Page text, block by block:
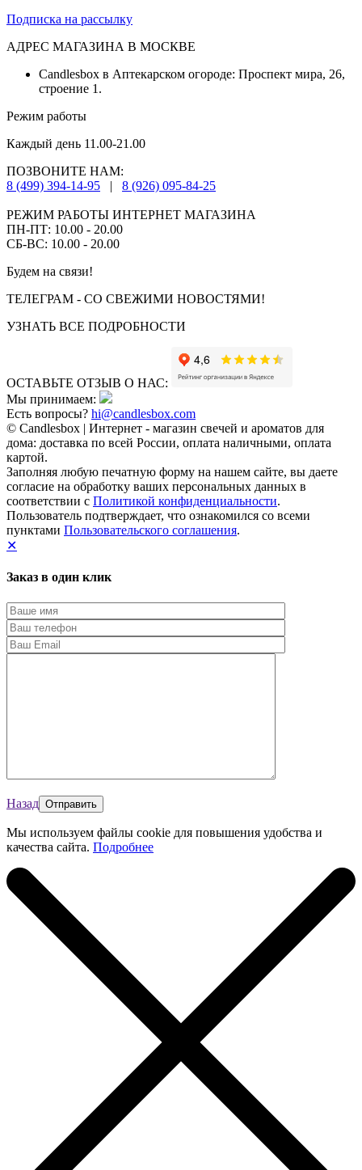
Подписка на рассылку
АДРЕС МАГАЗИНА В МОСКВЕ
Candlesbox в Аптекарском огороде: Проспект мира, 26,
строение 1.
Режим работы
Каждый день 11.00-21.00
ПОЗВОНИТЕ НАМ:
8 (499) 394-14-95
| 8 (926) 095-84-25
РЕЖИМ РАБОТЫ ИНТЕРНЕТ МАГАЗИНА
ПН-ПТ: 10.00 - 20.00
СБ-ВС: 10.00 - 20.00
Будем на связи!
ТЕЛЕГРАМ - СО СВЕЖИМИ НОВОСТЯМИ!
УЗНАТЬ ВСЕ ПОДРОБНОСТИ
ОСТАВЬТЕ ОТЗЫВ О НАС:
Мы принимаем:
Есть вопросы? hi@candlesbox.com
© Candlesbox | Интернет - магазин свечей и ароматов для
дома: доставка по всей России, оплата наличными, оплата
картой.
Заполняя любую печатную форму на нашем сайте, вы даете
согласие на обработку ваших персональных данных в
соответствии с Политикой конфиденциальности.
Пользователь подтверждает, что ознакомился со всеми
пунктами Пользовательского соглашения.
✕
Заказ в один клик
Назад
Мы используем файлы cookie для повышения удобства и
качества сайта. Подробнее